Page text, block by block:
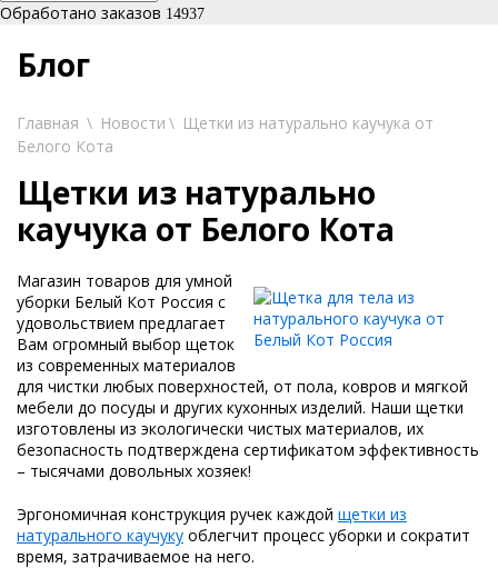
Обработано заказов 14937
Блог
Главная \ Новости \ Щетки из натурально каучука от
Белого Кота
Щетки из натурально
каучука от Белого Кота
Магазин товаров для умной
уборки Белый Кот Россия с
удовольствием предлагает
Вам огромный выбор щеток
из современных материалов
для чистки любых поверхностей, от пола, ковров и мягкой
мебели до посуды и других кухонных изделий. Наши щетки
изготовлены из экологически чистых материалов, их
безопасность подтверждена сертификатом эффективность
– тысячами довольных хозяек!
Эргономичная конструкция ручек каждой щетки из
натурального каучуку облегчит процесс уборки и сократит
время, затрачиваемое на него.